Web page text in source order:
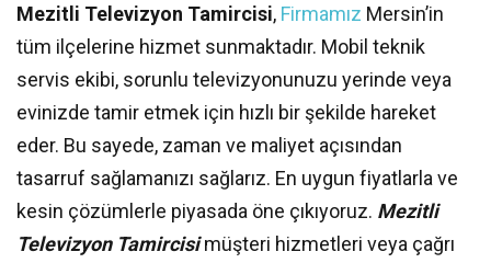
Mezitli Televizyon Tamircisi, Firmamız Mersin’in
tüm ilçelerine hizmet sunmaktadır. Mobil teknik
servis ekibi, sorunlu televizyonunuzu yerinde veya
evinizde tamir etmek için hızlı bir şekilde hareket
eder. Bu sayede, zaman ve maliyet açısından
tasarruf sağlamanızı sağlarız. En uygun fiyatlarla ve
kesin çözümlerle piyasada öne çıkıyoruz. Mezitli
Televizyon Tamircisimüşteri hizmetleri veya çağrı